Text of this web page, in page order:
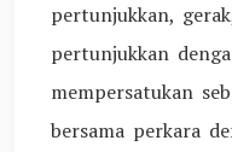
pertunjukkan,
pertunjukkan
mempersatukan
bersama perkara